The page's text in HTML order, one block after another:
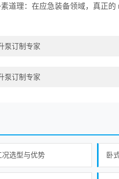
道理：在应急装备领域，真正的
泵订制专家
泵订制专家
选型与优势 卧